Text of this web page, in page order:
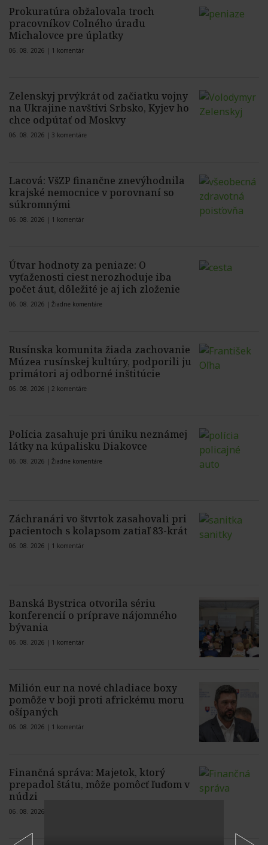
Prokuratúra obžalovala troch
pracovníkov Colného úradu
Michalovce pre úplatky
06. 08. 2026 | 1 komentár
Zelenskyj prvýkrát od začiatku vojny
na Ukrajine navštívi Srbsko, Kyjev ho
chce odpútať od Moskvy
06. 08. 2026 | 3 komentáre
Lacová: VšZP finančne znevýhodnila
krajské nemocnice v porovnaní so
súkromnými
06. 08. 2026 | 1 komentár
Útvar hodnoty za peniaze: O
vyťaženosti ciest nerozhoduje iba
počet áut, dôležité je aj ich zloženie
06. 08. 2026 | Žiadne komentáre
Rusínska komunita žiada zachovanie
Múzea rusínskej kultúry, podporili ju
primátori aj odborné inštitúcie
06. 08. 2026 | 2 komentáre
Polícia zasahuje pri úniku neznámej
látky na kúpalisku Diakovce
06. 08. 2026 | Žiadne komentáre
Záchranári vo štvrtok zasahovali pri
pacientoch s kolapsom zatiaľ 83-krát
06. 08. 2026 | 1 komentár
Banská Bystrica otvorila sériu
konferencií o príprave nájomného
bývania
06. 08. 2026 | 1 komentár
Milión eur na nové chladiace boxy
pomôže v boji proti africkému moru
ošípaných
06. 08. 2026 | 1 komentár
Finančná správa: Majetok, ktorý
prepadol štátu, môže pomôcť ľuďom v
núdzi
06. 08. 2026 |